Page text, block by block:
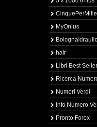
MyOnlus
hair
Libri Best
Ricerca
Numeri Verdi
Info Numero
Pronto Forex